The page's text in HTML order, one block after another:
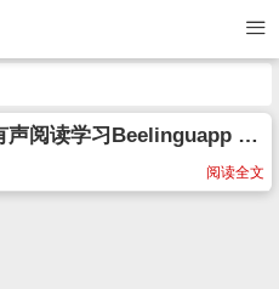
安卓外语学习有声阅读学习Beelinguapp Premium v2.794解锁破解高级版(beelinguapp破解版)
阅读全文